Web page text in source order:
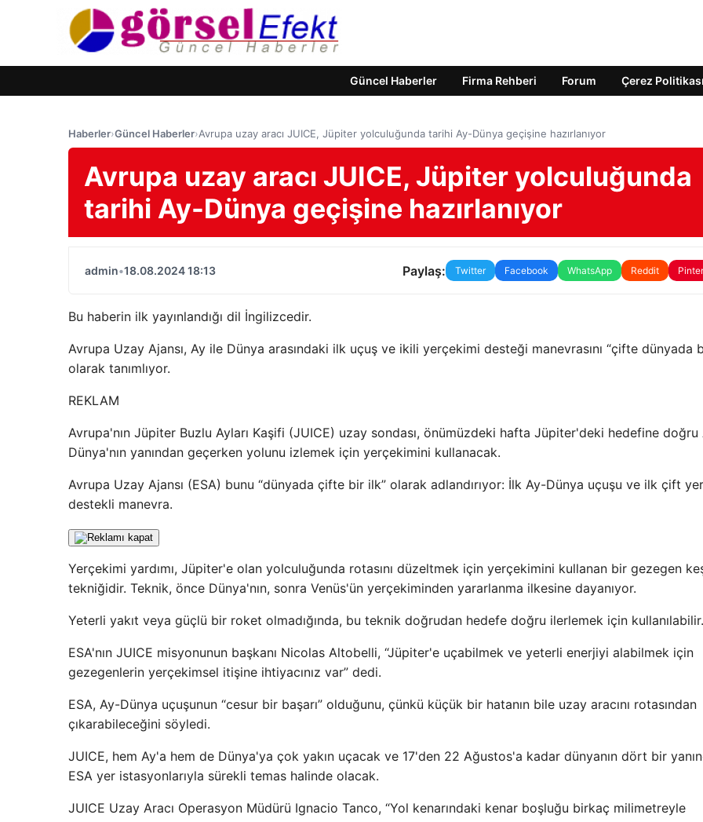
Güncel Haberler Firma Rehberi Forum Çerez
Haberler›Güncel Haberler›Avrupa uzay aracı JUICE, Jüpiter yolculuğunda tarihi Ay-Dünya geçişine hazırlanıyor
Avrupa uzay aracı JUICE, Jüpiter yolculuğunda
tarihi Ay-Dünya geçişine hazırlanıyor
admin•18.08.2024 18:13 Paylaş: Twitter Facebook WhatsApp Reddit
Bu haberin ilk yayınlandığı dil İngilizcedir.
Avrupa Uzay Ajansı, Ay ile Dünya arasındaki ilk uçuş ve ikili yerçekimi desteği manevrasını “çifte dünyada
olarak tanımlıyor.
REKLAM
Avrupa'nın Jüpiter Buzlu Ayları Kaşifi (JUICE) uzay sondası, önümüzdeki hafta Jüpiter'deki hedefine doğru
Dünya'nın yanından geçerken yolunu izlemek için yerçekimini kullanacak.
Avrupa Uzay Ajansı (ESA) bunu “dünyada çifte bir ilk” olarak adlandırıyor: İlk Ay-Dünya uçuşu ve ilk çift
destekli manevra.
Yerçekimi yardımı, Jüpiter'e olan yolculuğunda rotasını düzeltmek için yerçekimini kullanan bir gezegen
tekniğidir. Teknik, önce Dünya'nın, sonra Venüs'ün yerçekiminden yararlanma ilkesine dayanıyor.
Yeterli yakıt veya güçlü bir roket olmadığında, bu teknik doğrudan hedefe doğru ilerlemek için kullanılabilir.
ESA'nın JUICE misyonunun başkanı Nicolas Altobelli, “Jüpiter'e uçabilmek ve yeterli enerjiyi alabilmek için
gezegenlerin yerçekimsel itişine ihtiyacınız var” dedi.
ESA, Ay-Dünya uçuşunun “cesur bir başarı” olduğunu, çünkü küçük bir hatanın bile uzay aracını rotasından
çıkarabileceğini söyledi.
JUICE, hem Ay'a hem de Dünya'ya çok yakın uçacak ve 17'den 22 Ağustos'a kadar dünyanın dört bir
ESA yer istasyonlarıyla sürekli temas halinde olacak.
JUICE Uzay Aracı Operasyon Müdürü Ignacio Tanco, “Yol kenarındaki kenar boşluğu birkaç milimetreyle